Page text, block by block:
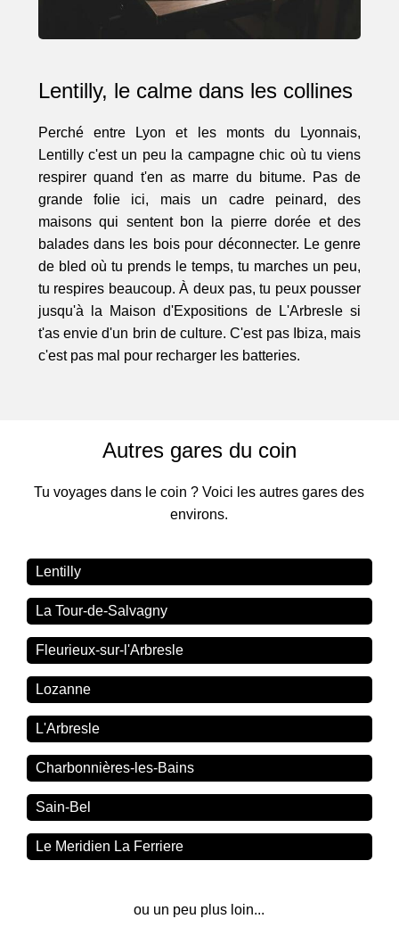
Lentilly, le calme dans les collines
Perché entre Lyon et les monts du Lyonnais,
Lentilly c'est un peu la campagne chic où tu viens
respirer quand t'en as marre du bitume. Pas de
grande folie ici, mais un cadre peinard, des
maisons qui sentent bon la pierre dorée et des
balades dans les bois pour déconnecter. Le genre
de bled où tu prends le temps, tu marches un peu,
tu respires beaucoup. À deux pas, tu peux pousser
jusqu'à la Maison d'Expositions de L'Arbresle si
t'as envie d'un brin de culture. C'est pas Ibiza, mais
c'est pas mal pour recharger les batteries.
Autres gares du coin
Tu voyages dans le coin ? Voici les autres gares des
environs.
Lentilly
La Tour-de-Salvagny
Fleurieux-sur-l'Arbresle
Lozanne
L'Arbresle
Charbonnières-les-Bains
Sain-Bel
Le Meridien La Ferriere
ou un peu plus loin...